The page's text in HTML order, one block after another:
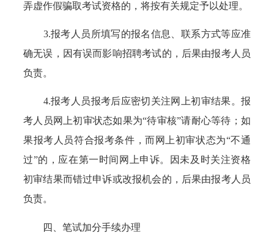
弄虚作假骗取考试资格的，将按有关规定予以处理。
3.报考人员所填写的报名信息、联系方式等应准
确无误，因有误而影响招聘考试的，后果由报考人员
负责。
4.报考人员报考后应密切关注网上初审结果。报
考人员网上初审状态如果为“待审核”请耐心等待；如
果报考人员符合报考条件，而网上初审状态为“不通
过”的，应在第一时间网上申诉。因未及时关注资格
初审结果而错过申诉或改报机会的，后果由报考人员
负责。
四、笔试加分手续办理